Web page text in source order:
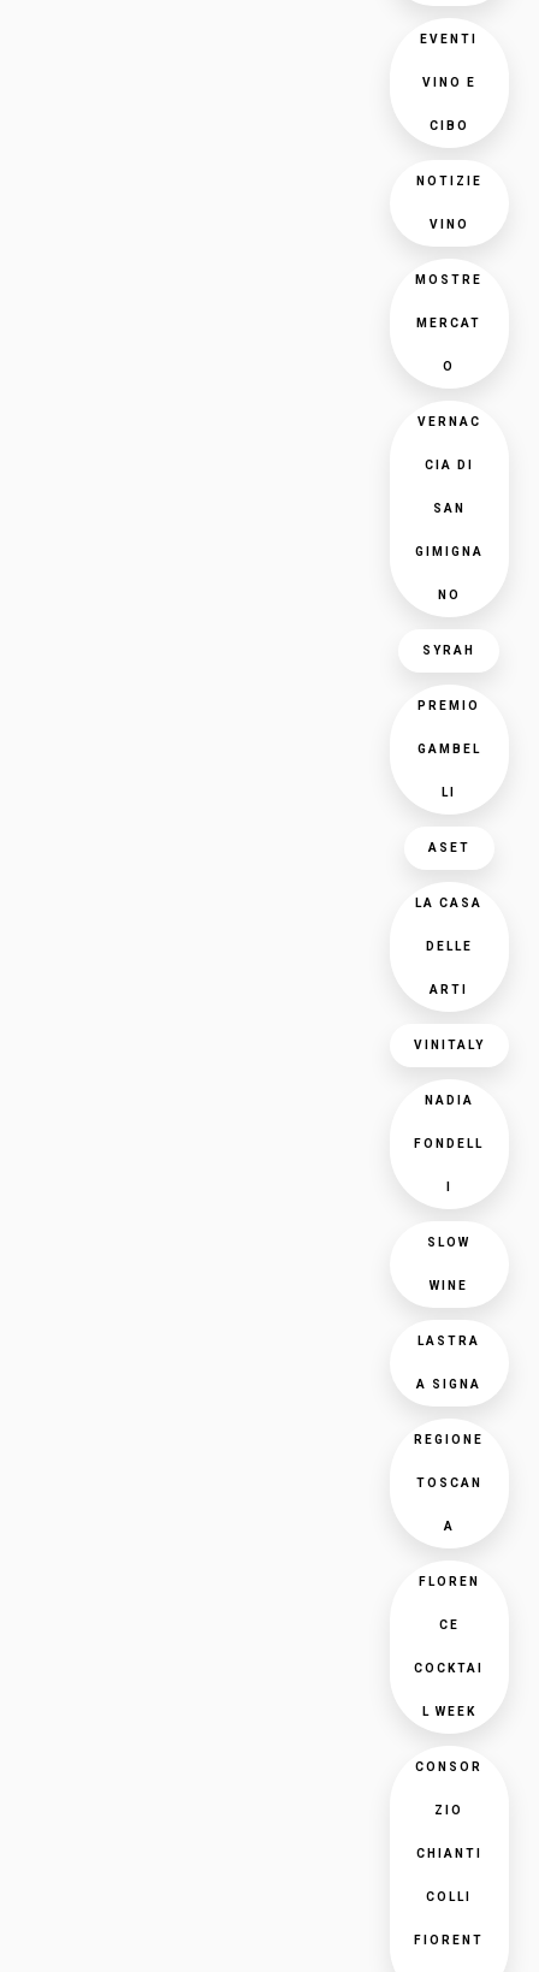
EVENTI
VINO E
CIBO
NOTIZIE
VINO
MOSTRE
MERCAT
O
VERNAC
CIA DI
SAN
GIMIGNA
NO
SYRAH
PREMIO
GAMBEL
LI
ASET
LA CASA
DELLE
ARTI
VINITALY
NADIA
FONDELL
SLOW
WINE
LASTRA
A SIGNA
REGIONE
TOSCAN
A
FLOREN
CE
COCKTAI
L WEEK
CONSOR
ZIO
CHIANTI
COLLI
FIORENT